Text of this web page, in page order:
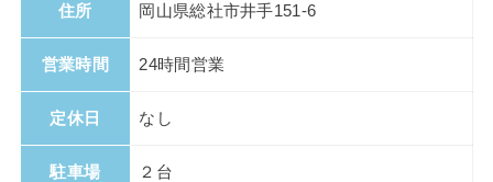
住所 岡山県総社市井手151‐6
営業時間 24時間営業
定休日 なし
駐車場 ２台